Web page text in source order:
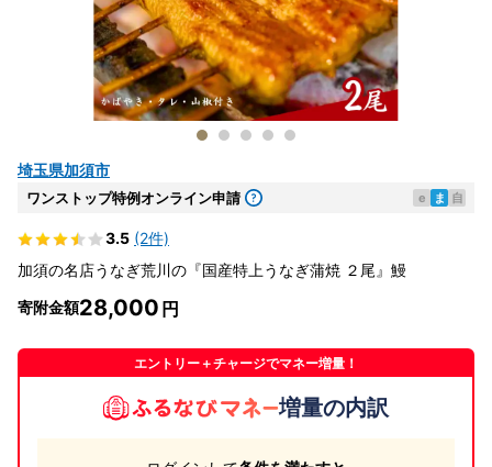
埼玉県加須市
ワンストップ特例オンライン申請 e ま 自
3.5 (2件)
加須の名店うなぎ荒川の『国産特上うなぎ蒲焼 ２尾』鰻
寄附金額28,000
エントリー＋チャージでマネー増量！
増量の内訳